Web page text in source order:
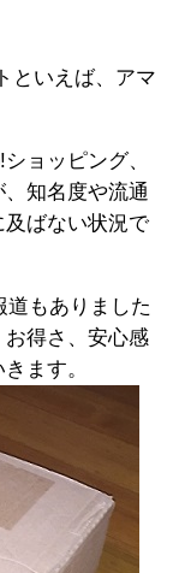
といえば、アマ
ョッピング、
知名度や流通
ばない状況で
道もありました
得さ、安心感
ます。